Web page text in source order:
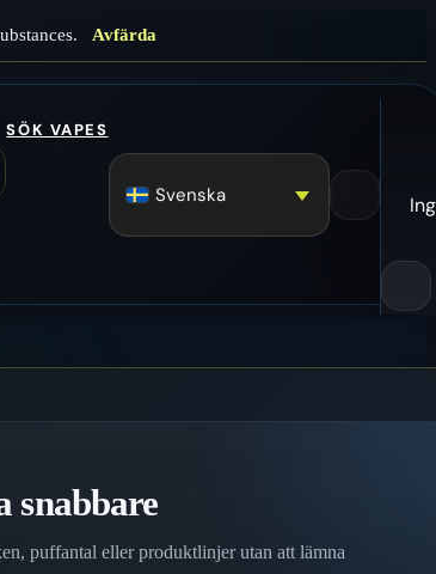
Avfärda
SÖK VAPES
Svenska
snabbare
puffantal eller produktlinjer utan att lämna